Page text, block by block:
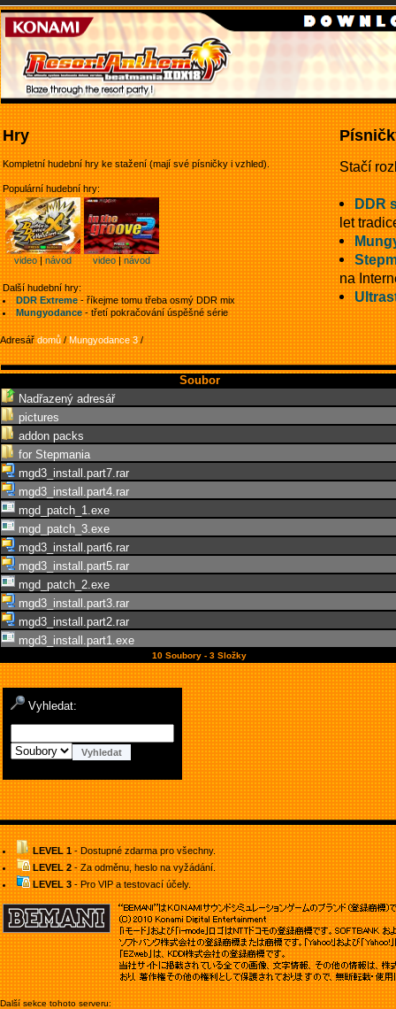
Hry
Kompletní hudební hry ke stažení (mají své písničky i vzhled).
Populární hudební hry:
video|návod video|návod
Další hudební hry:
DDR Extreme- říkejme tomu třeba osmý DDR mix
Mungyodance- třetí pokračování úspěšné série
Stačí
DDR
let
na
Adresářdomů/Mungyodance 3/
Soubor
Nadřazený adresář
pictures
addon packs
for Stepmania
mgd3_install.part7.rar
mgd3_install.part4.rar
mgd_patch_1.exe
mgd_patch_3.exe
mgd3_install.part6.rar
mgd3_install.part5.rar
mgd_patch_2.exe
mgd3_install.part3.rar
mgd3_install.part2.rar
mgd3_install.part1.exe
10 Soubory - 3 Složky
Vyhledat:
LEVEL 1- Dostupné zdarma pro všechny.
LEVEL 2- Za odměnu, heslo na vyžádání.
LEVEL 3- Pro VIP a testovací účely.
Další sekce tohoto serveru: